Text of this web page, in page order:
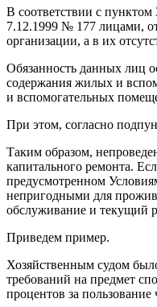
В соответствии с
7.12.1999 № 177 лицами,
организации, а в их
Обязанность данных лиц
содержания жилых и
и вспомогательных
При этом, согласно
Таким образом,
капитального ремонта.
предусмотренном
непригодными для
обслуживание и текущий
Приведем пример.
Хозяйственным судом
требований на предмет
процентов за